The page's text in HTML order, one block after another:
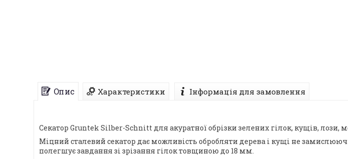
Опис Характеристики Інформація для замовлення
Секатор Gruntek Silber-Schnitt для акуратної обрізки зелених гілок, кущів, лози,
Міцний сталевий секатор дає можливість обробляти дерева і кущі не
полегшує завдання зі зрізання гілок товщиною до 18 мм.